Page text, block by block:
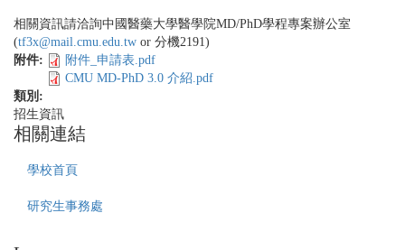
相關資訊請洽詢中國醫藥大學醫學院MD/PhD學程專案辦公室
(tf3x@mail.cmu.edu.tw or 分機2191)
附件:
附件_申請表.pdf
CMU MD-PhD 3.0 介紹.pdf
類別:
招生資訊
相關連結
學校首頁
研究生事務處